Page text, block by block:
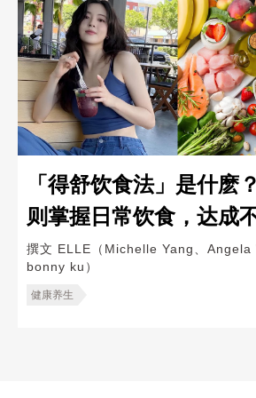
「得舒饮食法」是什麽
则掌握日常饮食，达成
懒人减肥法
撰文 ELLE（Michelle Yang、Angela
bonny ku）
健康养生